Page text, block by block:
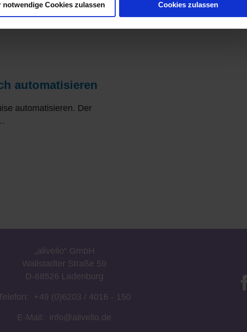
notwendige Cookies zulassen Cookies zulassen
Entdecken Sie aktuelle
automatisieren
automatisieren. Der
„alivell o“ GmbH
Wallstadter Straße 59
D-68526 Ladenburg
+49 (0)6203 / 4016 - 150
E-Mail: info@alivello.de